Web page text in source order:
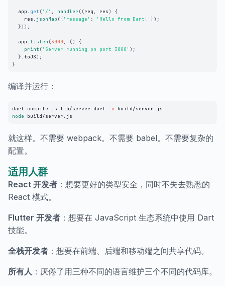
  app
. get ( '/' , handler ( (req , res)
{
    res
. jsonMap ({ 'message' : 'Hello from Dart!' }) ;
}) ) ;
  app
.listen (3000 , ()
{
print ( 'Server running on port 3000' ) ;
} .toJS) ;
}
编译并运行：
dart compile js lib/server.dart -o
node build/server.js
就这样。不需要 webpack。不需要 babel。不需要复杂的
配置。
适用人群
React 开发者 ：想要更好的类型安全，同时不失去熟悉的
React 模式。
Flutter 开发者 ：想要在 JavaScript 生态系统中使用 Dart
技能。
全栈开发者 ：想要在前端、后端和移动端之间共享代码。
所有人 ：厌倦了用三种不同的语言维护三个不同的代码库。